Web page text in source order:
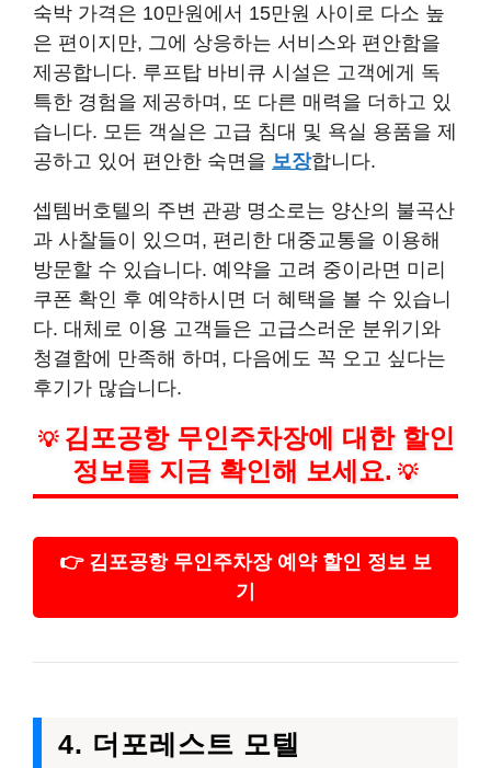
숙박 가격은 10만원에서 15만원 사이로 다소 높
은 편이지만, 그에 상응하는 서비스와 편안함을
제공합니다. 루프탑 바비큐 시설은 고객에게 독
특한 경험을 제공하며, 또 다른 매력을 더하고 있
습니다. 모든 객실은 고급 침대 및 욕실 용품을 제
공하고 있어 편안한 숙면을 보장합니다.
셉템버호텔의 주변 관광 명소로는 양산의 불곡산
과 사찰들이 있으며, 편리한 대중교통을 이용해
방문할 수 있습니다. 예약을 고려 중이라면 미리
쿠폰 확인 후 예약하시면 더 혜택을 볼 수 있습니
다. 대체로 이용 고객들은 고급스러운 분위기와
청결함에 만족해 하며, 다음에도 꼭 오고 싶다는
후기가 많습니다.
💡 김포공항 무인주차장에 대한 할인
정보를 지금 확인해 보세요. 💡
👉 김포공항 무인주차장 예약 할인 정보 보
기
4. 더포레스트 모텔